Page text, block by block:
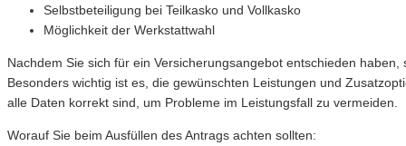
Selbstbeteiligung bei Teilkasko und Vollkasko
Möglichkeit der Werkstattwahl
Nachdem Sie sich für ein Versicherungsangebot entschieden
Besonders wichtig ist es, die gewünschten Leistungen und
alle Daten korrekt sind, um Probleme im Leistungsfall zu vermeiden.
Worauf Sie beim Ausfüllen des Antrags achten sollten: